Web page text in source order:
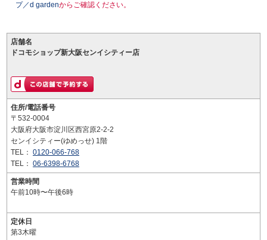
プ／d gardenからご確認ください。
店舗名
ドコモショップ新大阪センイシティー店
住所/電話番号
〒532-0004
大阪府大阪市淀川区西宮原2-2-2
センイシティー(ゆめっせ) 1階
TEL： 0120-066-768
TEL： 06-6398-6768
営業時間
午前10時〜午後6時
定休日
第3木曜